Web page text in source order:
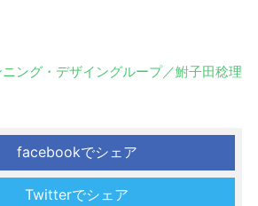
ング・デザイングループ／鮒子田稔理
facebookでシェア
Twitterでシェア